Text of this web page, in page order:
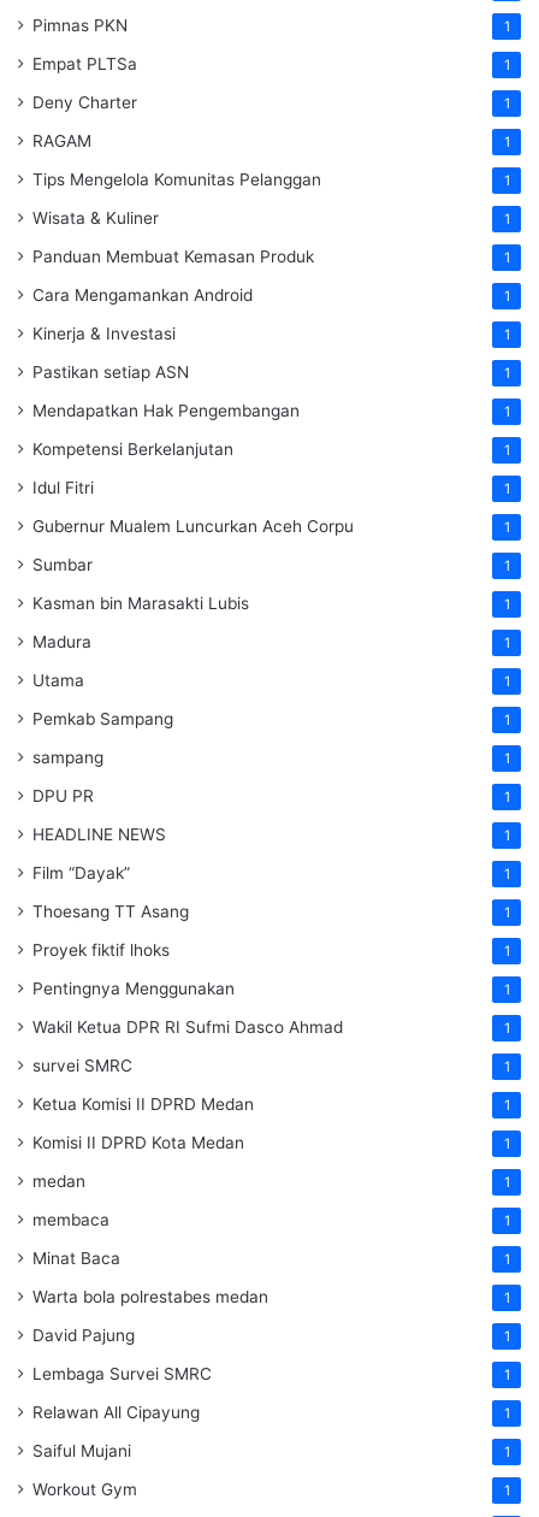
Pimnas PKN 1
Empat PLTSa 1
Deny Charter 1
RAGAM 1
Tips Mengelola Komunitas Pelanggan 1
Wisata & Kuliner 1
Panduan Membuat Kemasan Produk 1
Cara Mengamankan Android 1
Kinerja & Investasi 1
Pastikan setiap ASN 1
Mendapatkan Hak Pengembangan 1
Kompetensi Berkelanjutan 1
Idul Fitri 1
Gubernur Mualem Luncurkan Aceh Corpu 1
Sumbar 1
Kasman bin Marasakti Lubis 1
Madura 1
Utama 1
Pemkab Sampang 1
sampang 1
DPU PR 1
HEADLINE NEWS 1
Film “Dayak” 1
Thoesang TT Asang 1
Proyek fiktif lhoks 1
Pentingnya Menggunakan 1
Wakil Ketua DPR RI Sufmi Dasco Ahmad 1
survei SMRC 1
Ketua Komisi II DPRD Medan 1
Komisi II DPRD Kota Medan 1
medan 1
membaca 1
Minat Baca 1
Warta bola polrestabes medan 1
David Pajung 1
Lembaga Survei SMRC 1
Relawan All Cipayung 1
Saiful Mujani 1
Workout Gym 1